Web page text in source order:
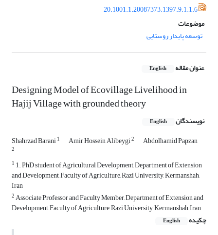
20.1001.1.20087373.1397.9.1.1.6
موضوعات
توسعه پایدار روستایی
عنوان مقاله English
Designing Model of Ecovillage Livelihood in
Hajij Village with grounded theory
نویسندگان English
Shahrzad Barani1 Amir Hossein Alibeygi2 Abdolhamid Papzan
2
1 1. PhD student of Agricultural Development, Department of Extension
and Development, Faculty of Agriculture, Razi University, Kermanshah,
Iran
2Associate Professor and Faculty Member, Department of Extension and
Development, Faculty of Agriculture, Razi University, Kermanshah, Iran
چکیده
English